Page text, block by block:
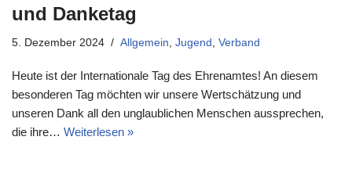
und Danketag
5. Dezember 2024 Allgemein, Jugend , Verband
Heute ist der Internationale Tag des Ehrenamtes! An diesem
besonderen Tag möchten wir unsere Wertschätzung und
unseren Dank all den unglaublichen Menschen aussprechen,
die ihre… Weiterlesen »